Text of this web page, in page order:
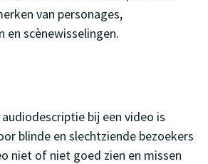
van personages,
en scènewisselingen.
bij een video is
blinde en slechtziende bezoekers
niet of niet goed zien en missen